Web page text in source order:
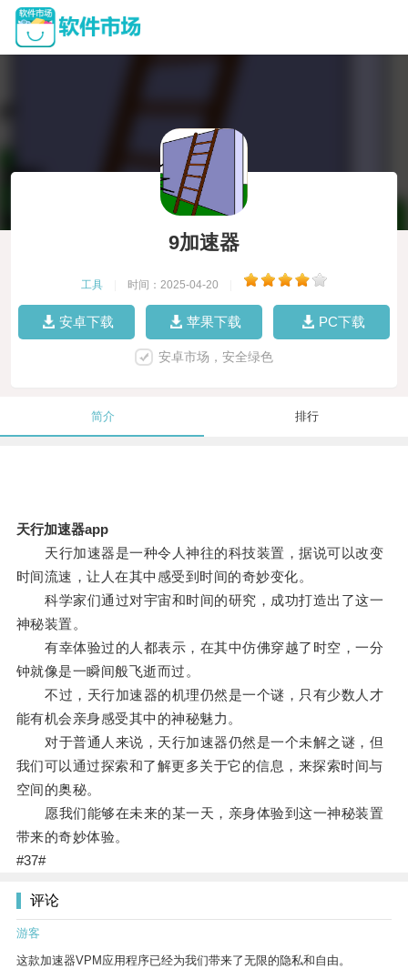
9加速器
工具 时间：2025-04-20
安卓下载 苹果下载 PC下载
安卓市场，安全绿色
简介 排行
天行加速器app
天行加速器是一种令人神往的科技装置，据说可以改变
时间流速，让人在其中感受到时间的奇妙变化。
科学家们通过对宇宙和时间的研究，成功打造出了这一
神秘装置。
有幸体验过的人都表示，在其中仿佛穿越了时空，一分
钟就像是一瞬间般飞逝而过。
不过，天行加速器的机理仍然是一个谜，只有少数人才
能有机会亲身感受其中的神秘魅力。
对于普通人来说，天行加速器仍然是一个未解之谜，但
我们可以通过探索和了解更多关于它的信息，来探索时间与
空间的奥秘。
愿我们能够在未来的某一天，亲身体验到这一神秘装置
带来的奇妙体验。
#37#
评论
游客
这款加速器VPM应用程序已经为我们带来了无限的隐私和自由。